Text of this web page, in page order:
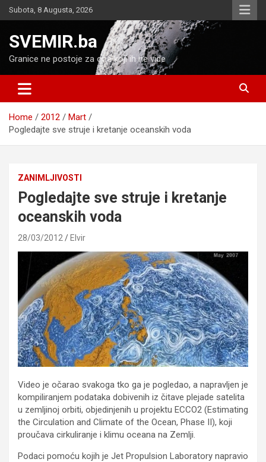
Skip
to
Subota, 8 Augusta, 2026
SVEMIR.ba
Granice ne postoje za one koji ih ne vide
Home 2012
Mart
Pogledajte sve struje i kretanje oceanskih voda
ZANIMLJIVOSTI
Pogledajte sve struje i kretanje
oceanskih voda
28/03/2012 Elvir
Video je očarao svakoga tko ga je pogledao, a napravljen je
kompiliranjem podataka dobivenih iz čitave plejade satelita
u zemljinoj orbiti, objedinjenih u projektu ECCO2 (Estimating
the Circulation and Climate of the Ocean, Phase II), koji
proučava cirkuliranje i klimu oceana na Zemlji.
Podaci pomoću kojih je Jet Propulsion Laboratory napravio